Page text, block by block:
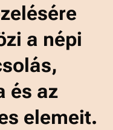
a népi
és az
elemeit.